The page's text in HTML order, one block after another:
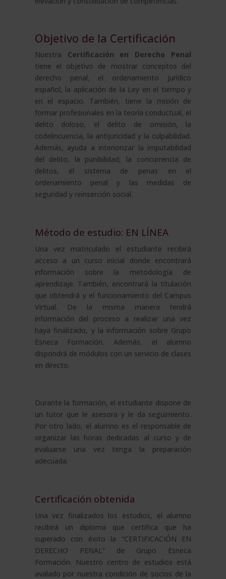
Objetivo de la Certificación
Nuestra Certificación en Derecho Penal
tiene el objetivo de mostrar conceptos del
derecho penal, el ordenamiento jurídico
español, la aplicación de la Ley en el tiempo y
en el espacio. También, tiene la misión de
formar profesionales en la teoría conductual, el
delito doloso, el delito de omisión, la
codelincuencia, la antijuricidad y la culpabilidad.
Además, ayuda a interiorizar la imputabilidad
del delito, la punibilidad, la concurrencia de
delitos, el sistema de penas en el
ordenamiento penal y las medidas de
seguridad y reinserción social.
Método de estudio: EN LÍNEA
Una vez matriculado el estudiante recibirá
acceso a un curso inicial donde encontrará
información sobre la metodología de
aprendizaje. También, encontrará la titulación
que obtendrá y el funcionamiento del Campus
Virtual. De la misma manera tendrá
información del proceso a realizar una vez
haya finalizado, y la información sobre Grupo
Esneca Formación. Además, el alumno
dispondrá de módulos con un servicio de clases
en directo.
Durante la formación, el estudiante dispone de
un tutor que le asesora y le da seguimiento.
Por otro lado, el alumno es el responsable de
organizar las horas dedicadas al curso y de
evaluarse una vez tenga la preparación
adecuada.
Certificación obtenida
Una vez finalizados los estudios, el alumno
recibirá un diploma que certifica que ha
superado con éxito la “CERTIFICACIÓN EN
DERECHO PENAL” de Grupo Esneca
Formación. Nuestro centro de estudios está
avalado por nuestra condición de socios de la